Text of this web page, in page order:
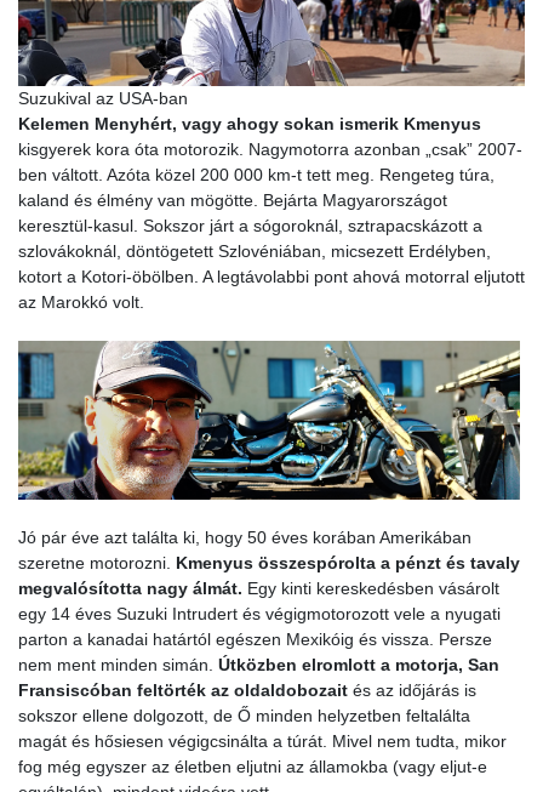
Suzukival az USA-ban
Kelemen Menyhért, vagy ahogy sokan ismerik Kmenyus
kisgyerek kora óta motorozik. Nagymotorra azonban „csak” 2007-
ben váltott. Azóta közel 200 000 km-t tett meg. Rengeteg túra,
kaland és élmény van mögötte. Bejárta Magyarországot
keresztül-kasul. Sokszor járt a sógoroknál, sztrapacskázott a
szlovákoknál, döntögetett Szlovéniában, micsezett Erdélyben,
kotort a Kotori-öbölben. A legtávolabbi pont ahová motorral eljutott
az Marokkó volt.
Jó pár éve azt találta ki, hogy 50 éves korában Amerikában
szeretne motorozni. Kmenyus összespórolta a pénzt és tavaly
megvalósította nagy álmát. Egy kinti kereskedésben vásárolt
egy 14 éves Suzuki Intrudert és végigmotorozott vele a nyugati
parton a kanadai határtól egészen Mexikóig és vissza. Persze
nem ment minden simán. Útközben elromlott a motorja, San
Fransiscóban feltörték az oldaldobozait és az időjárás is
sokszor ellene dolgozott, de Ő minden helyzetben feltalálta
magát és hősiesen végigcsinálta a túrát. Mivel nem tudta, mikor
fog még egyszer az életben eljutni az államokba (vagy eljut-e